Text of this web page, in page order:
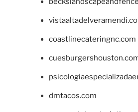
coastlinecateringnc.com
dmtacos.com